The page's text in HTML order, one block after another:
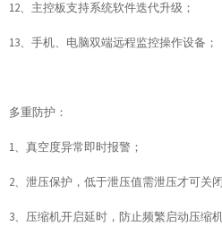
12、主控板支持系统软件迭代升级；
13、手机、电脑双端远程监控操作设备；
多重防护：
1、真空度异常即时报警；
2、泄压保护，低于泄压值需泄压才可关
3、压缩机开启延时，防止频繁启动压缩